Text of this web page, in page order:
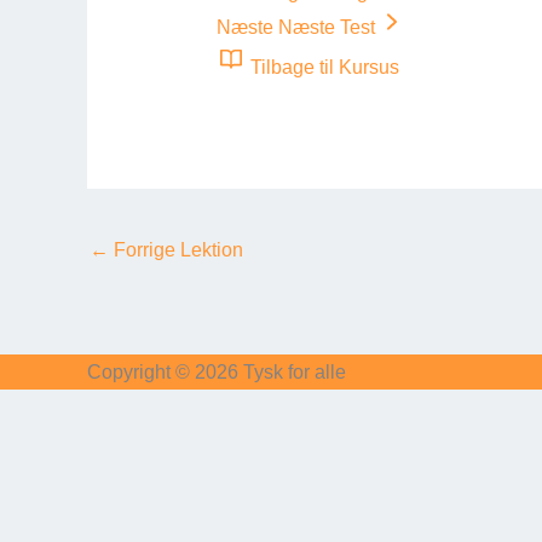
Næste Næste Test
Tilbage til Kursus
← Forrige Lektion
Copyright © 2026 Tysk for alle